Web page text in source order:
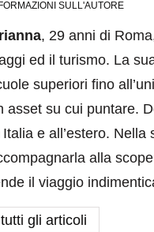
SULL'AUTORE
, 29 anni di
ed il turismo. La
superiori fino
asset su cui puntare.
Italia e all’estero.
alla
il viaggio
tutti gli articoli